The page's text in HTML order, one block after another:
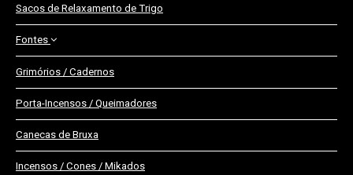
Sacos de Relaxamento de Trigo
Fontes
Fontes de Água
Fontes de Fumo
Grimórios / Cadernos
Porta-Incensos / Queimadores
Canecas de Bruxa
Incensos / Cones / Mikados